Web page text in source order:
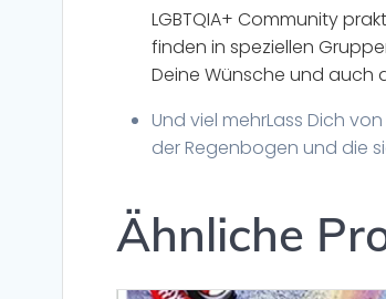
LGBTQIA+ Community
finden in speziellen
Deine Wünsche und auch
Und viel mehrLass Dich
der Regenbogen und die
Ähnliche